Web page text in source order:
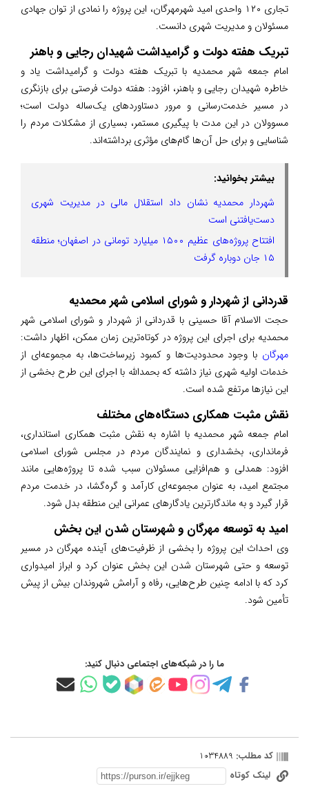
تجاری ۱۲۰ واحدی امید شهرمهرگان، این پروژه را نمادی از توان جهادی
مسئولان و مدیریت شهری دانست.
تبریک هفته دولت و گرامیداشت شهیدان رجایی و باهنر
امام جمعه شهر محمدیه با تبریک هفته دولت و گرامیداشت یاد و
خاطره شهیدان رجایی و باهنر، افزود: هفته دولت فرصتی برای بازنگری
در مسیر خدمت‌رسانی و مرور دستاوردهای یک‌ساله دولت است؛
مسوولان در این مدت با پیگیری مستمر، بسیاری از مشکلات مردم را
شناسایی و برای حل آن‌ها گام‌های مؤثری برداشته‌اند.
بیشتر بخوانید:
شهردار محمدیه نشان داد استقلال مالی در مدیریت شهری
دست‌یافتنی است
افتتاح پروژه‌های عظیم ۱۵۰۰ میلیارد تومانی در اصفهان؛ منطقه
۱۵ جان دوباره گرفت
قدردانی از شهردار و شورای اسلامی شهر محمدیه
حجت الاسلام آقا حسینی با قدردانی از شهردار و شورای اسلامی شهر
محمدیه برای اجرای این پروژه در کوتاه‌ترین زمان ممکن، اظهار داشت:
مهرگان با وجود محدودیت‌ها و کمبود زیرساخت‌ها، به مجموعه‌ای از
خدمات اولیه شهری نیاز داشته که بحمدالله با اجرای این طرح بخشی از
این نیازها مرتفع شده است.
نقش مثبت همکاری دستگاه‌های مختلف
امام جمعه شهر محمدیه با اشاره به نقش مثبت همکاری استانداری،
فرمانداری، بخشداری و نمایندگان مردم در مجلس شورای اسلامی
افزود: همدلی و هم‌افزایی مسئولان سبب شده تا پروژه‌هایی مانند
مجتمع امید، به عنوان مجموعه‌ای کارآمد و گره‌گشا، در خدمت مردم
قرار گیرد و به ماندگارترین یادگارهای عمرانی این منطقه بدل شود.
امید به توسعه مهرگان و شهرستان شدن این بخش
وی احداث این پروژه را بخشی از ظرفیت‌های آینده مهرگان در مسیر
توسعه و حتی شهرستان شدن این بخش عنوان کرد و ابراز امیدواری
کرد که با ادامه چنین طرح‌هایی، رفاه و آرامش شهروندان بیش از پیش
تأمین شود.
ما را در شبکه‌های اجتماعی دنبال کنید:
کد مطلب: 1034889
لینک کوتاه